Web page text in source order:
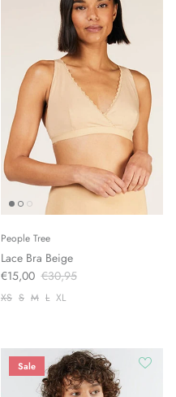
People Tree
Lace Bra Beige
€15,00 €30,95
XS S M L XL
Sale